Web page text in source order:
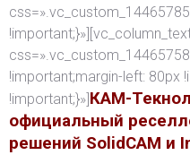
!important;margin-left: 80px
!important;}»]КАМ-
официальный
решений SolidCAM и